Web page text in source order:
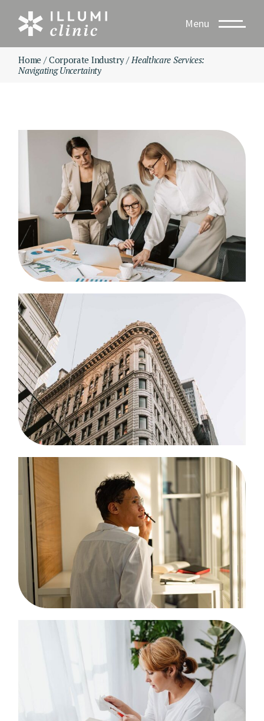
content
Menu
Home Corporate Industry
Healthcare Services:
Navigating Uncertainty